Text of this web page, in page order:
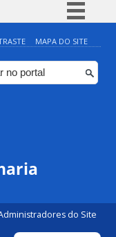
Simplifique!
BR
Participe
MAPA DO SITE
do Site